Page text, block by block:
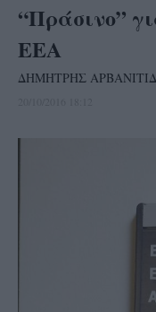
“Πράσινο”
ΕΕΑ
ΔΗΜΗΤΡΗΣ